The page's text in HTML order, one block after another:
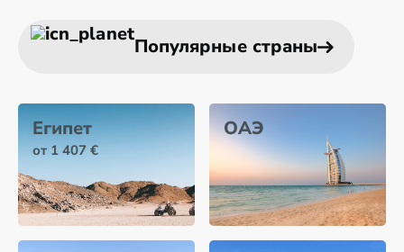
Популярные страны
Египет
от 1 407 €
ОАЭ